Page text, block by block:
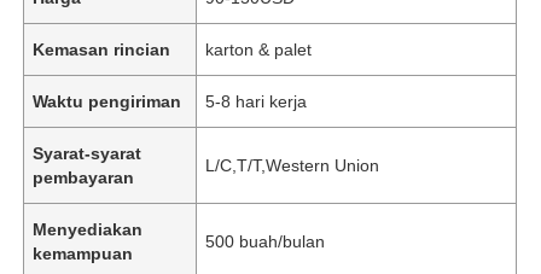
Kemasan rincian karton & palet
Waktu pengiriman 5-8 hari kerja
Syarat-syarat
pembayaran
L/C,T/T,Western Union
Menyediakan
kemampuan
500 buah/bulan